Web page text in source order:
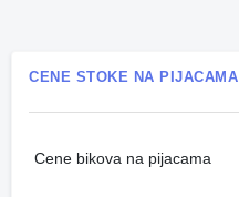
CENE STOKE NA PIJACAMA
Cene bikova na pijacama